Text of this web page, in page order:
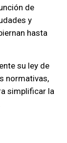
de
y
hasta
su ley de
normativas,
simplificar la